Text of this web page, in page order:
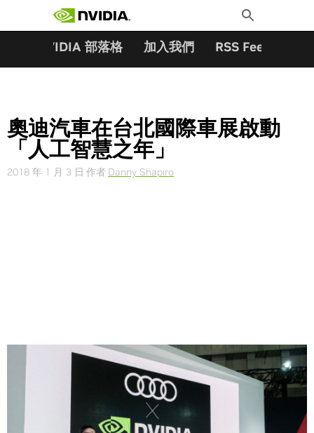
Toggle
Search
NVIDIA 部落格 加入我們 RSS Feeds
奧迪汽車在台北國際車展啟動
「人工智慧之年」
2018 年 1 月 3 日 作者 Danny Shapiro